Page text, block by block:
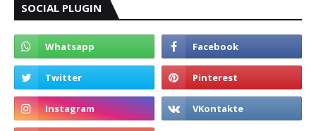
SOCIAL PLUGIN